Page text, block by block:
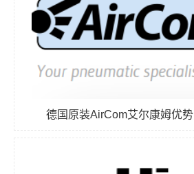
德国原装AirCom艾尔康姆优